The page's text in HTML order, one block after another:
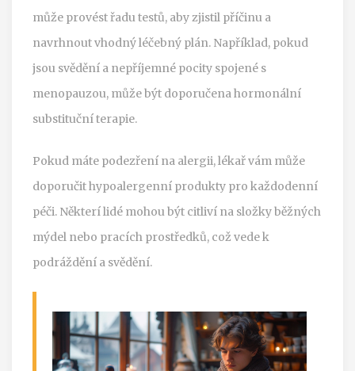
může provést řadu testů, aby zjistil příčinu a
navrhnout vhodný léčebný plán. Například, pokud
jsou svědění a nepříjemné pocity spojené s
menopauzou, může být doporučena hormonální
substituční terapie.
Pokud máte podezření na alergii, lékař vám může
doporučit hypoalergenní produkty pro každodenní
péči. Některí lidé mohou být citliví na složky běžných
mýdel nebo pracích prostředků, což vede k
podráždění a svědění.